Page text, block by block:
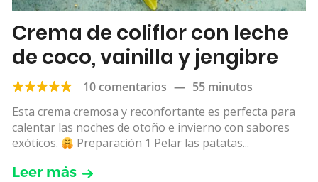
Crema de coliflor con leche
de coco, vainilla y jengibre
10 comentarios — 55 minutos
Esta crema cremosa y reconfortante es perfecta para
calentar las noches de otoño e invierno con sabores
exóticos.
Preparación 1 Pelar las patatas...
Leer más